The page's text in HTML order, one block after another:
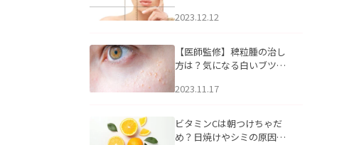
2023.12.12
【医師監修】稗粒腫の治し
方は？気になる白いブツブ
アについて
2023.11.17
ビタミンCは朝つけちゃだ
め？日焼けやシミの原因に